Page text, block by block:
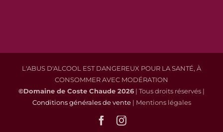
L'ABUS D'ALCOOL EST DANGEREUX POUR LA SANTÉ, À
CONSOMMER AVEC MODÉRATION
©Domaine de Coste Chaude 2026 | Tous droits réservés |
Conditions générales de vente| Mentions légales
FacebookInstagram